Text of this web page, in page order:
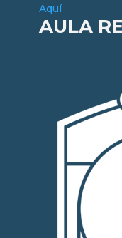
Aquí
AULA